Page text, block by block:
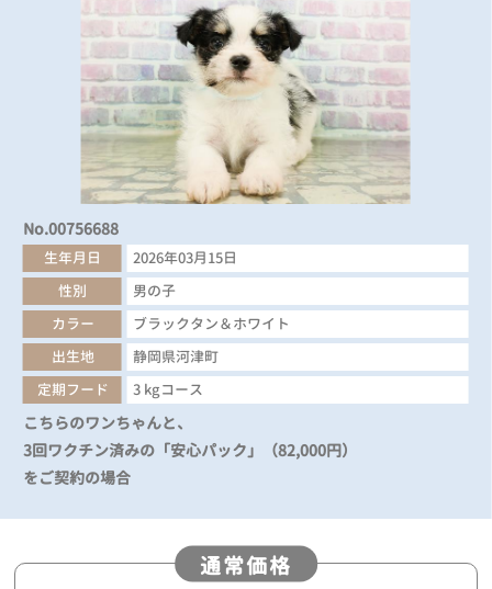
No.00756688
生年月日
2026年03月15日
性別
男の子
カラー
ブラックタン＆ホワイト
出生地
静岡県河津町
定期フード
3 kgコース
こちらのワンちゃんと、
3回ワクチン済みの「安心パック」（82,000円）
をご契約の場合
通常価格